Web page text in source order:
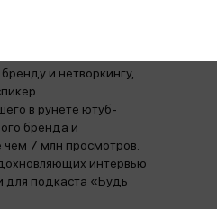
и нетворкингу,
в рунете ютуб-
бренда и
чем 7 млн просмотров.
интервью
подкаста «Будь